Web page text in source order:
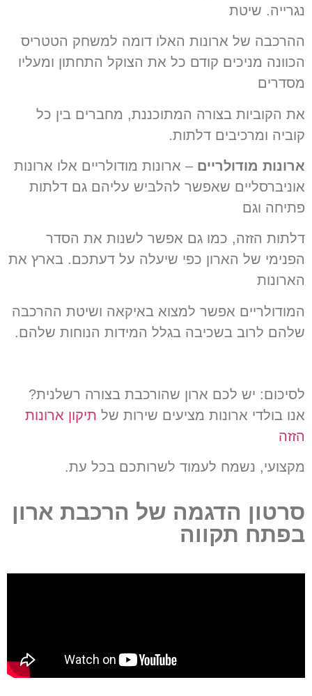
נגרייה. שיטת
ההרכבה של ארונות האלו דומה למשחק הטטריס
הכוונה מניכים קודם כל את הצוקל התחתון ומעליו
מסדרים
את הקוביות בצורה המתוכננת, מחברים בין כל
קוביה ומרכיבים דלתות.
ארונות מודולריים – ארונות מודולריים אלו ארונות
אוניברסליים שאפשר להלביש עליהם גם דלתות
פתיחה וגם
דלתות הזזה, כמו גם אפשר לשנות את הסדר
הפנימי של הארון כפי שיעלה על דעתכם. בארץ את
הארונות
המודולריים אפשר למצוא באיקאה ושיטת ההרכבה
שלהם לרוב בשכיבה בגלל המידות הנוחות שלהם.
לסיכום: יש לכם ארון שהורכבת בצורה רשלנית?
אנו בולדי ארונות מציעים שירות של תיקון ארונות
הזזה
מקצועי, נשמח לעמוד לשרותכם בכל עת.
סרטון הדגמה של הרכבת ארון
בפתח תקווה